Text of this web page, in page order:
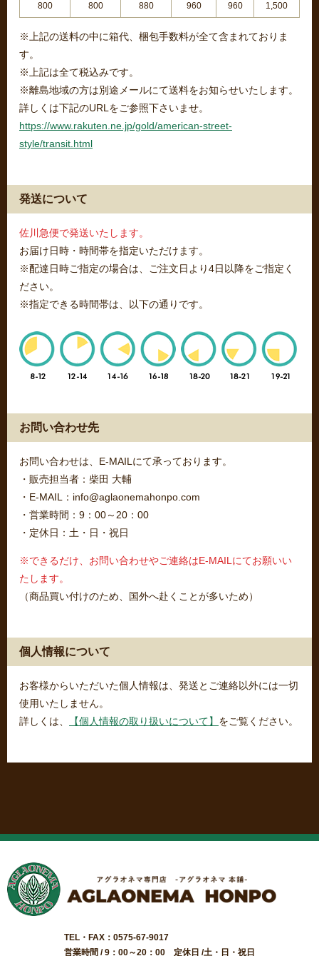
800 800 880 960 960 1,500
※上記の送料の中に箱代、梱包手数料が全て含まれておりま
す。
※上記は全て税込みです。
※離島地域の方は別途メールにて送料をお知らせいたします。
詳しくは下記のURLをご参照下さいませ。
https://www.rakuten.ne.jp/gold/american-street-
style/transit.html
発送について
佐川急便で発送いたします。
お届け日時・時間帯を指定いただけます。
※配達日時ご指定の場合は、ご注文日より4日以降をご指定く
ださい。
※指定できる時間帯は、以下の通りです。
お問い合わせ先
お問い合わせは、E-MAILにて承っております。
・販売担当者：柴田 大輔
・E-MAIL：info@aglaonemahonpo.com
・営業時間：9：00～20：00
・定休日：土・日・祝日
※できるだけ、お問い合わせやご連絡はE-MAILにてお願いい
たします。
（商品買い付けのため、国外へ赴くことが多いため）
個人情報について
お客様からいただいた個人情報は、発送とご連絡以外には一切
使用いたしません。
詳しくは、
【個人情報の取り扱いについて】 をご覧ください。
TEL・FAX：0575-67-9017
営業時間 / 9：00～20：00 定休日 /土・日・祝日